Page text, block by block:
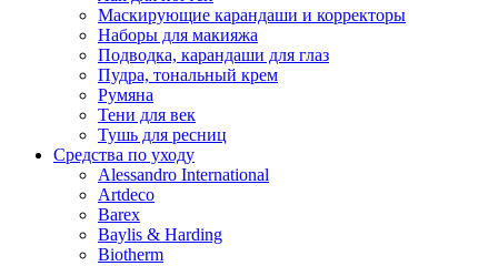
Маскирующие карандаши и корректоры
Наборы для макияжа
Подводка, карандаши для глаз
Пудра, тональный крем
Румяна
Тени для век
Тушь для ресниц
Средства по уходу
Alessandro International
Artdeco
Barex
Baylis & Harding
Biotherm